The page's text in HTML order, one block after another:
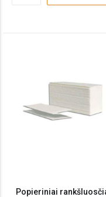
Popieriniai